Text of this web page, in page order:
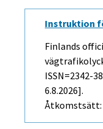
Instruktion
Finlands
ISSN=2342-
6.8.2026].